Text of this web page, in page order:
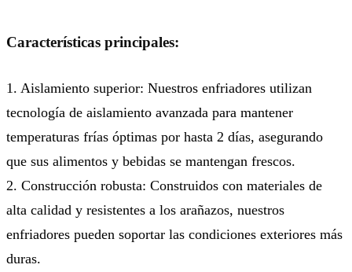
Características principales:
1. Aislamiento superior: Nuestros enfriadores utilizan
tecnología de aislamiento avanzada para mantener
temperaturas frías óptimas por hasta 2 días, asegurando
que sus alimentos y bebidas se mantengan frescos.
2. Construcción robusta: Construidos con materiales de
alta calidad y resistentes a los arañazos, nuestros
enfriadores pueden soportar las condiciones exteriores más
duras.